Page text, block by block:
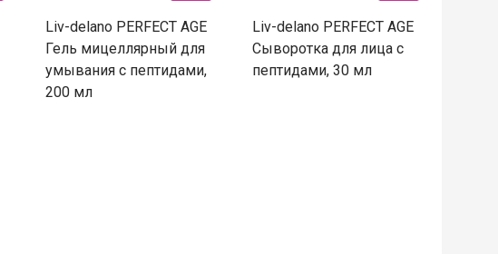
Liv-delano PERFECT AGE
Гель мицеллярный для
умывания с пептидами,
200 мл
Liv-delano PERFECT AGE
Сыворотка для лица с
пептидами, 30 мл